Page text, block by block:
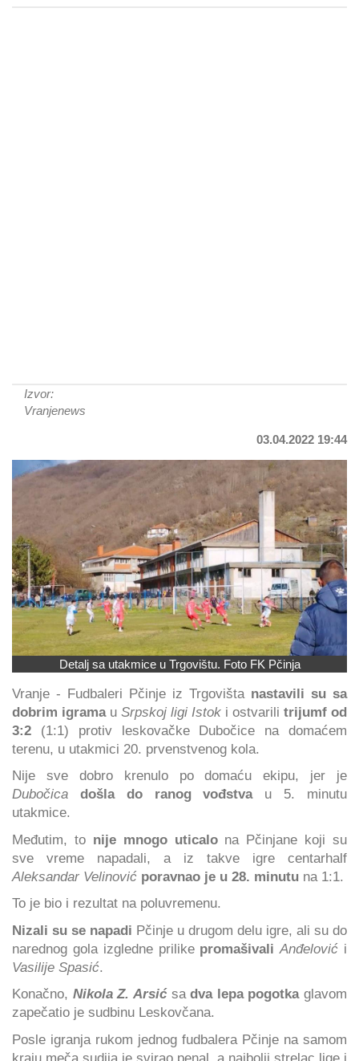
Izvor:
Vranjenews
03.04.2022 19:44
Detalj sa utakmice u Trgovištu. Foto FK Pčinja
Vranje - Fudbaleri Pčinje iz Trgovišta nastavili su sa
dobrim igramau Srpskoj ligi Istok i ostvarili trijumf od
3:2 (1:1) protiv leskovačke Dubočice na domaćem
terenu, u utakmici 20. prvenstvenog kola.
Nije sve dobro krenulo po domaću ekipu, jer je
Dubočica
došla do ranog vođstvau 5. minutu
utakmice.
Međutim, to nije mnogo uticalona Pčinjane koji su
sve vreme napadali, a iz takve igre centarhalf
Aleksandar Velinović poravnao je u 28. minutu na 1:1.
To je bio i rezultat na poluvremenu.
Nizali su se napadi Pčinje u drugom delu igre, ali su do
narednog gola izgledne prilike promašivali Anđelović i
Vasilije Spasić.
Konačno, Nikola Z. Arsić sadva lepa pogotkaglavom
zapečatio je sudbinu Leskovčana.
Posle igranja rukom jednog fudbalera Pčinje na samom
kraju meča sudija je svirao penal, a najbolji strelac lige i